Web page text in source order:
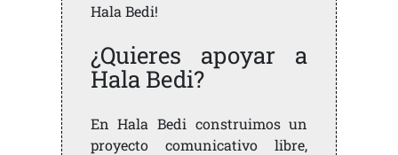
Hala Bedi!
¿Quieres apoyar a
Hala Bedi?
En Hala Bedi construimos un
proyecto comunicativo libre,